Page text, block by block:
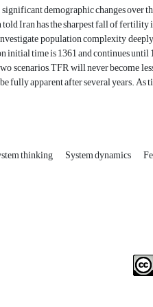
demographic changes over
told Iran has the sharpest fall of
population complexity
initial time is 1361 and continues
scenarios, TFR will never become
fully apparent after several years. As
thinking System dynamics